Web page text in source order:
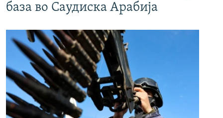
база во Саудиска Арабија